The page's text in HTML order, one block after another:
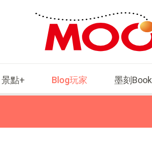
景點+ Blog玩家 墨刻Book